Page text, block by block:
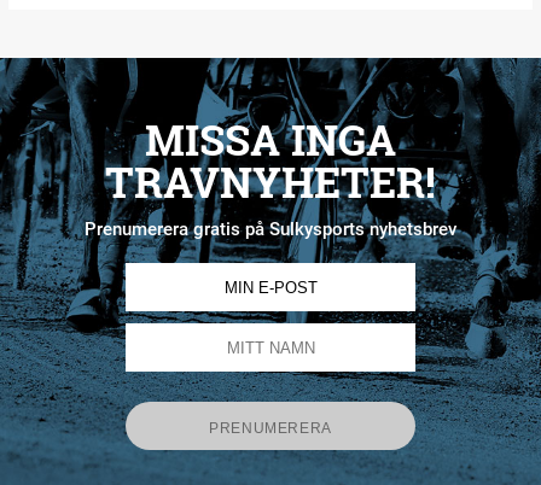
MISSA INGA
TRAVNYHETER!
Prenumerera gratis på Sulkysports nyhetsbrev